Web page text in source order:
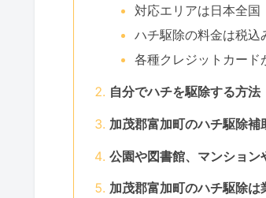
対応エリアは日本全国
ハチ駆除の料金は税込
各種クレジットカード
自分でハチを駆除する方法
加茂郡富加町のハチ駆除
公園や図書館、マンショ
加茂郡富加町のハチ駆除は